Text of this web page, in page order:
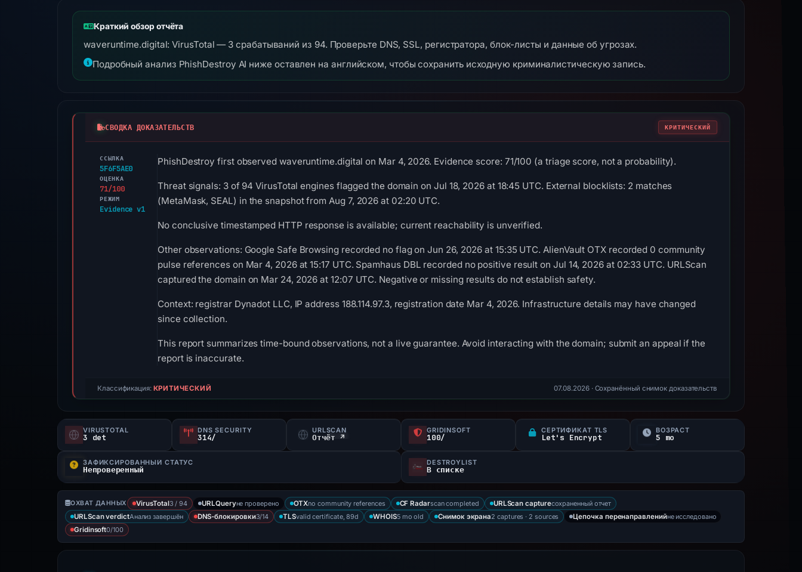
Краткий обзор отчёта
waveruntime.digital: VirusTotal — 3 срабатываний из 94. Проверьте DNS, SSL, регистратора, блок-листы и данные об угрозах.
Подробный анализ PhishDestroy AI ниже оставлен на английском, чтобы сохранить исходную криминалистическую запись.
СВОДКА ДОКАЗАТЕЛЬСТВ КРИТИЧЕСКИЙ
ССЫЛКА
5F6F5AE0
ОЦЕНКА
71/100
РЕЖИМ
Evidence v1
PhishDestroy first observed waveruntime.digital on Mar 4, 2026. Evidence score: 71/100 (a triage score, not a probability).
Threat signals: 3 of 94 VirusTotal engines flagged the domain on Jul 18, 2026 at 18:45 UTC. External blocklists: 2 matches
(MetaMask, SEAL) in the snapshot from Aug 7, 2026 at 02:20 UTC.
No conclusive timestamped HTTP response is available; current reachability is unverified.
Other observations: Google Safe Browsing recorded no flag on Jun 26, 2026 at 15:35 UTC. AlienVault OTX recorded 0 community
pulse references on Mar 4, 2026 at 15:17 UTC. Spamhaus DBL recorded no positive result on Jul 14, 2026 at 02:33 UTC. URLScan
captured the domain on Mar 24, 2026 at 12:07 UTC. Negative or missing results do not establish safety.
Context: registrar Dynadot LLC, IP address 188.114.97.3, registration date Mar 4, 2026. Infrastructure details may have changed
since collection.
This report summarizes time-bound observations, not a live guarantee. Avoid interacting with the domain; submit an appeal if the
report is inaccurate.
Классификация: КРИТИЧЕСКИЙ 07.08.2026· Сохранённый снимок доказательств
VIRUSTOTAL
3 det
DNS SECURITY
314/
URLSCAN
Отчёт ↗
GRIDINSOFT
100/
СЕРТИФИКАТ TLS
Let's Encrypt
ВОЗРАСТ
5 mo
ЗАФИКСИРОВАННЫЙ СТАТУС
Непроверенный
DESTROYLIST
В списке
ОХВАТ ДАННЫХ VirusTotal3 / 94 URLQueryне проверено OTXno community references CF Radarscan completed URLScan captureсохраненный отчет
URLScan verdictАнализ завершён DNS-блокировки3/14 TLSvalid certificate, 89d WHOIS5 mo old Снимок экрана2 captures · 2 sources Цепочка перенаправленийне исследовано
Gridinsoft0/100